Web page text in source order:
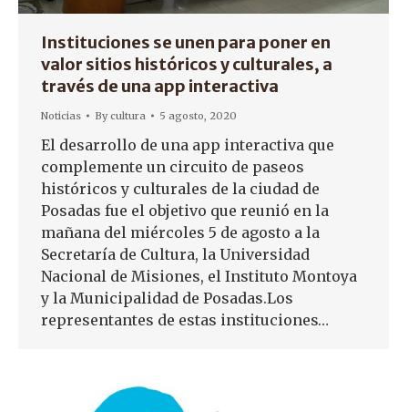
Instituciones se unen para poner en
valor sitios históricos y culturales, a
través de una app interactiva
Noticias Bycultura 5 agosto, 2020
El desarrollo de una app interactiva que
complemente un circuito de paseos
históricos y culturales de la ciudad de
Posadas fue el objetivo que reunió en la
mañana del miércoles 5 de agosto a la
Secretaría de Cultura, la Universidad
Nacional de Misiones, el Instituto Montoya
y la Municipalidad de Posadas.Los
representantes de estas instituciones…